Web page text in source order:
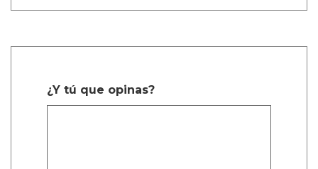
¿Y tú que opinas?